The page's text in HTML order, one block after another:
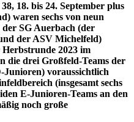
18. bis 24. September plus
waren sechs von neun
SG Auerbach (der
der ASV Michelfeld)
2023 im
die drei Großfeld-Teams der
Junioren) voraussichtlich
(insgesamt sechs
E-Junioren-Teams an den
noch große